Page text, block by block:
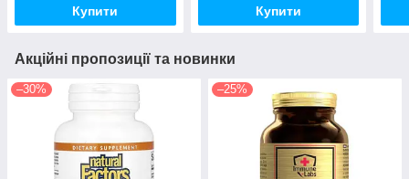
Купити Купити
Акційні пропозиції та новинки
–30% –25%